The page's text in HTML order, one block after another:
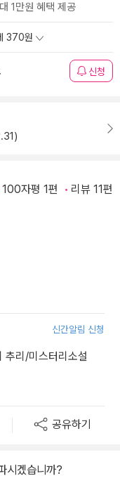
1만원 혜택 제공
370원
신청
100자평 1편 리뷰 11편
신간알림 신청
추리/미스터리소설
공유하기
시겠습니까?